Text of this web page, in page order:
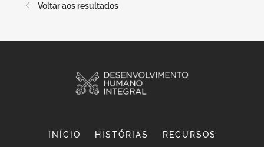
Voltar aos resultados
INÍCIO HISTÓRIAS RECURSOS